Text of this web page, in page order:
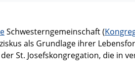
Schwesterngemeinschaft (
als Grundlage ihrer
St. Josefskongregation, die in